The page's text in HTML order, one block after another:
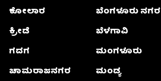
ಕೋಲಾರ
ಕ್ರೀಡೆ
ಗದಗ
ಚಾಮರಾಜನಗರ
ಬೆಂಗಳೂರು ನಗರ
ಬೆಳಗಾವಿ
ಮಂಗಳೂರು
ಮಂಡ್ಯ